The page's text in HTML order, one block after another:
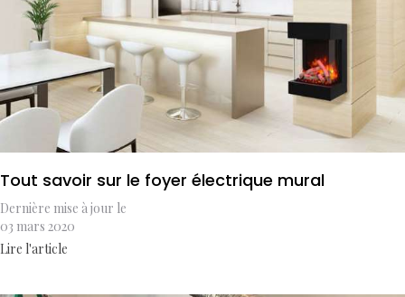
Tout savoir sur le foyer électrique mural
Dernière mise à jour le
03 mars 2020
Lire l'article